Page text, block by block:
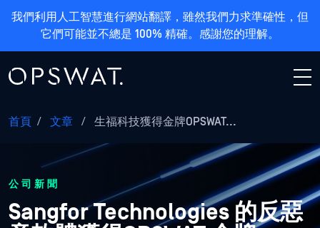
我們利用人工智慧進行網站翻譯，雖然我們力求準確性，但
它們可能並不總是 100% 精確。感謝您的理解。
首頁 / 文章 / 生福科技獲得金牌OPSWAT...
公司新聞
Sangfor Technologies 的反惡